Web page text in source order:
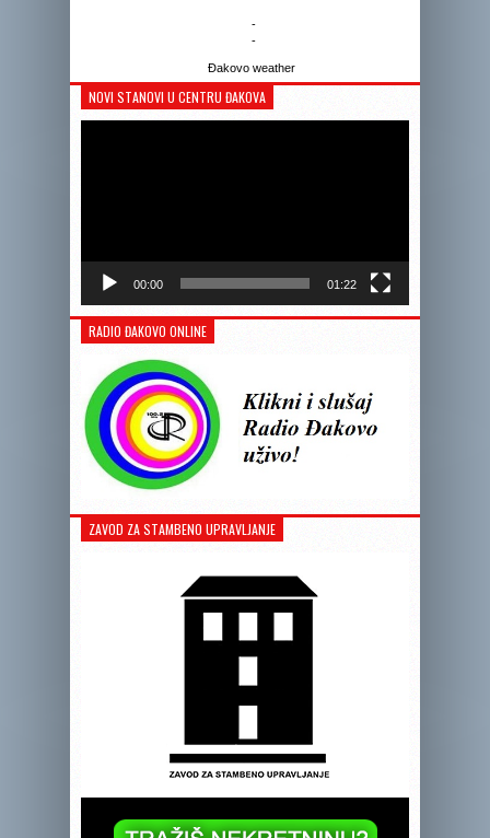
-
-
Đakovo weather
NOVI STANOVI U CENTRU ĐAKOVA
00:00 01:22
RADIO ĐAKOVO ONLINE
ZAVOD ZA STAMBENO UPRAVLJANJE